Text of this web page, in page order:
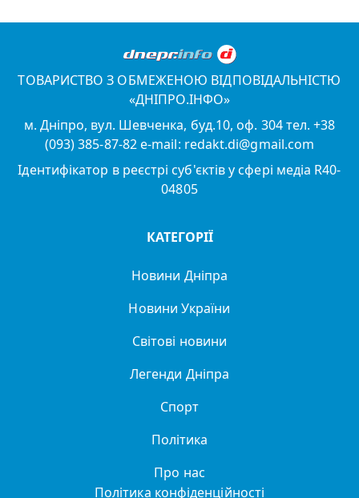
ТОВАРИСТВО З ОБМЕЖЕНОЮ ВІДПОВІДАЛЬНІСТЮ
«ДНІПРО.ІНФО»
м. Дніпро, вул. Шевченка, буд.10, оф. 304 тел. +38
(093) 385-87-82 e-mail: redakt.di@gmail.com
Ідентифікатор в реєстрі суб'єктів у сфері медіа R40-
04805
КАТЕГОРІЇ
Новини Дніпра
Новини України
Світові новини
Легенди Дніпра
Спорт
Політика
Про нас
Політика конфіденційності